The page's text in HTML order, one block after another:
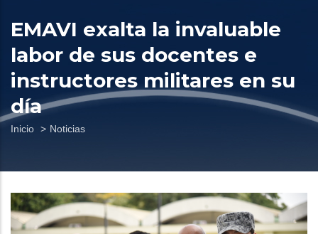
EMAVI exalta la invaluable
labor de sus docentes e
instructores militares en su
día
Sobrescribir
de
ayuda
a
Inicio Noticias